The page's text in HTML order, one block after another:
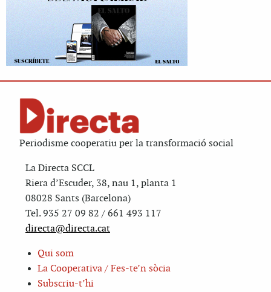
Periodisme cooperatiu per la transformació social
La Directa SCCL
Riera d’Escuder, 38, nau 1, planta 1
08028 Sants (Barcelona)
Tel. 935 27 09 82 / 661 493 117
directa@directa.cat
Qui som
La Cooperativa / Fes-te’n sòcia
Subscriu-t’hi